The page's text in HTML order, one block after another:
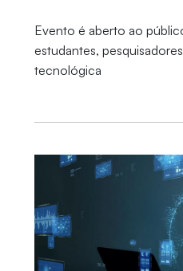
Evento é aberto ao
estudantes,
tecnológica